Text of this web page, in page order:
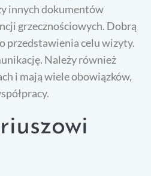
innych dokumentów
grzecznościowych. Dobrą
przedstawienia celu wizyty.
Należy również
i mają wiele obowiązków,